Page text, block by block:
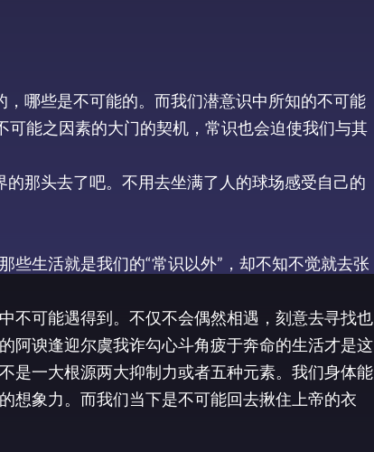
，哪些是不可能的。而我们潜意识中所知的不可能
能之因素的大门的契机，常识也会迫使我们与其
的那头去了吧。不用去坐满了人的球场感受自己的
生活就是我们的“常识以外”，却不知不觉就去张
不可能遇得到。不仅不会偶然相遇，刻意去寻找也
阿谀逢迎尔虞我诈勾心斗角疲于奔命的生活才是这
是一大根源两大抑制力或者五种元素。我们身体能
想象力。而我们当下是不可能回去揪住上帝的衣